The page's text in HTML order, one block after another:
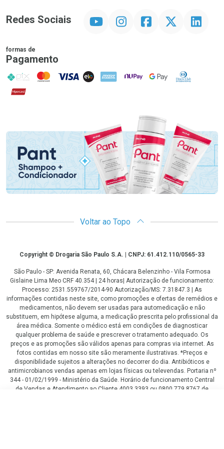
Redes Sociais InstagramFacebookTwitter Linkedin
formas de
Pagamento
PIX MasterCard
VISA ELO AMEX NuPay Google PayDiners Club
Hipercard
Promoção em Destaque
Voltar ao Topo
CopyrightCopyright © Drogaria São Paulo S.A. | CNPJ: 61.412.110/0565-33
São Paulo - SP: Avenida Renata, 60, Chácara Belenzinho - Vila Formosa
Gislaine Lima Meo CRF 40.354 | 24 horas| Autorização de funcionamento:
Processo: 2531.559767/2014-90 Autorização/MS: 7.31847.3 | As
informações contidas neste site, como promoções e ofertas de remédios e
medicamentos, não devem ser usadas para automedicação e não
substituem, em hipótese alguma, a medicação prescrita pelo profissional da
área médica. Somente o médico está em condições de diagnosticar
qualquer problema de saúde e prescrever o tratamento adequado. Os
preços e as promoções são válidos apenas para compras via internet. As
fotos contidas em nosso site são meramente ilustrativas. *Preços e
disponibilidade sujeitos a alterações no decorrer do dia. Antibióticos e
antimicrobianos vendas apenas em lojas físicas ou televendas. Portaria nº
344 - 01/02/1999 - Ministério da Saúde. Horário de funcionamento Central
de Vendas e Atendimento ao Cliente 4003 3393 ou 0800 779 8767 de